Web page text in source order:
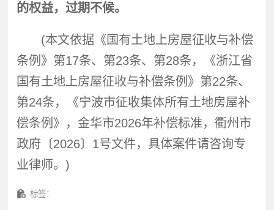
的权益，过期不候。
(本文依据《国有土地上房屋征收与补偿
条例》第17条、第23条、第28条，《浙江省
国有土地上房屋征收与补偿条例》第22条、
第24条，《宁波市征收集体所有土地房屋补
偿条例》，金华市2026年补偿标准，衢州市
政府〔2026〕1号文件，具体案件请咨询专
业律师。)
标签：